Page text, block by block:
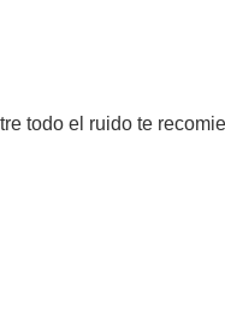
todo el ruido te